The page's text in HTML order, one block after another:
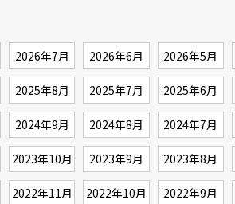
2026年7月 2026年6月 2026年5月
2025年8月 2025年7月 2025年6月
2024年9月 2024年8月 2024年7月
2023年10月 2023年9月 2023年8月
2022年11月 2022年10月 2022年9月